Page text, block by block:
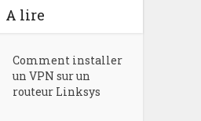
A lire
Comment installer
un VPN sur un
routeur Linksys